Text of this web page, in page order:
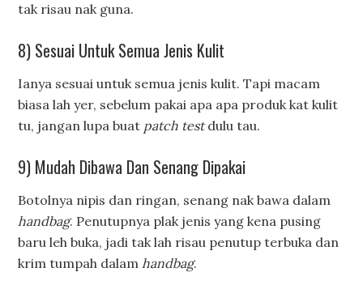
tak risau nak guna.
8) Sesuai Untuk Semua Jenis Kulit
Ianya sesuai untuk semua jenis kulit. Tapi macam
biasa lah yer, sebelum pakai apa apa produk kat kulit
tu, jangan lupa buat patch testdulu tau.
9) Mudah Dibawa Dan Senang Dipakai
Botolnya nipis dan ringan, senang nak bawa dalam
handbag. Penutupnya plak jenis yang kena pusing
baru leh buka, jadi tak lah risau penutup terbuka dan
krim tumpah dalamhandbag.